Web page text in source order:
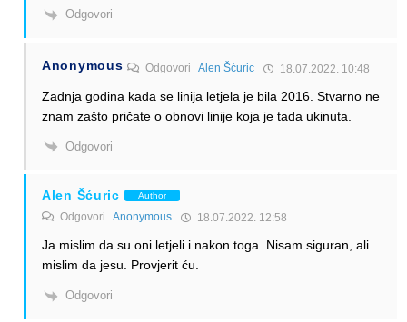
Odgovori
Anonymous OdgovoriAlen Šćuric 18.07.2022. 10:48
Zadnja godina kada se linija letjela je bila 2016. Stvarno ne
znam zašto pričate o obnovi linije koja je tada ukinuta.
Odgovori
Alen Šćuric Author
Odgovori Anonymous 18.07.2022. 12:58
Ja mislim da su oni letjeli i nakon toga. Nisam siguran, ali
mislim da jesu. Provjerit ću.
Odgovori